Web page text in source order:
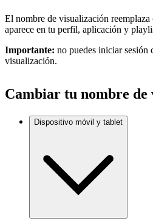
El nombre de visualización
aparece en tu perfil, aplicación y
Importante: no puedes iniciar sesión
visualización.
Cambiar tu nombre de
Dispositivo móvil y tablet